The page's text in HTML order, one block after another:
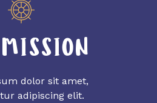
dolor sit amet,
adipiscing elit.